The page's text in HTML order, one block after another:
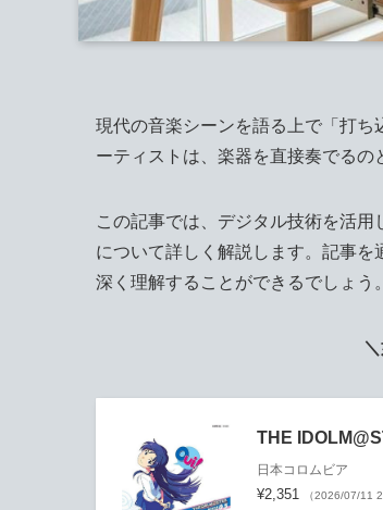
現代の音楽シーンを語る上で「打
ーティストは、楽器を直接奏でるの
この記事では、デジタル技術を活
について詳しく解説します。記事
深く理解することができるでしょう。
THE
日本コロムビア
¥2,351 （2026/07/11